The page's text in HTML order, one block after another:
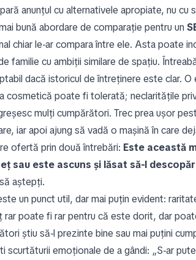
anunțul cu alternativele apropiate, nu cu
bună abordare de comparație pentru un
chiar le-ar compara între ele. Asta poate
familie cu ambiții similare de spațiu.
dacă istoricul de întreținere este clar.
cosmetică poate fi tolerată; neclaritățile
mulți cumpărători. Trec prea ușor
iar apoi ajung să vadă o mașină în care
ofertă prin două întrebări: Este această
sau este ascuns și lăsat să-l
aștepți.
un punct util, dar mai puțin evident:
rar poate fi rar pentru că este dorit, dar
știu să-l prezinte bine sau mai puțini
scurtăturii emoționale de a gândi: „S-ar